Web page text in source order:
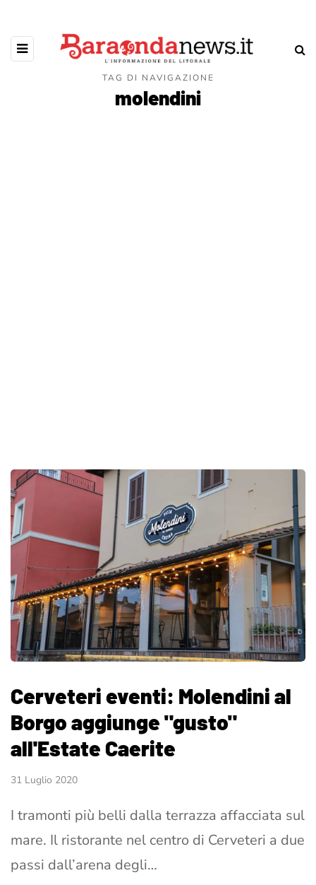
TAG DI NAVIGAZIONE
molendini
Cerveteri eventi: Molendini al
Borgo aggiunge "gusto"
all'Estate Caerite
31 Luglio 2020
I tramonti più belli dalla terrazza affacciata sul
mare. Il ristorante nel centro di Cerveteri a due
passi dall’arena degli…